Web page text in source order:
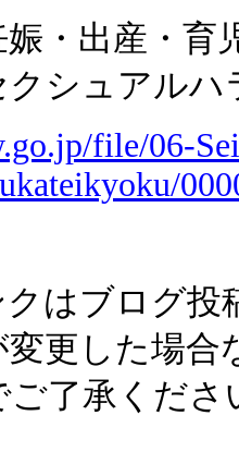
・出産・育
クシュアル
file/06-
はブログ投
更した場
了承くださ